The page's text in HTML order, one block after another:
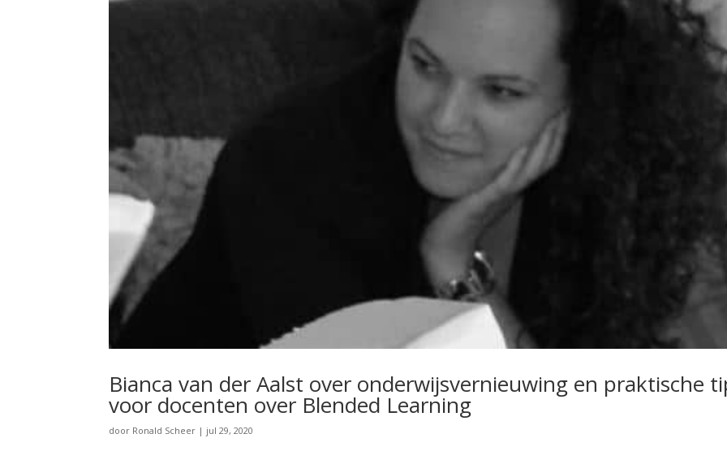
Bianca van der Aalst over onderwijsvernieuwing en praktische
voor docenten over Blended Learning
door Ronald Scheer | jul 29, 2020